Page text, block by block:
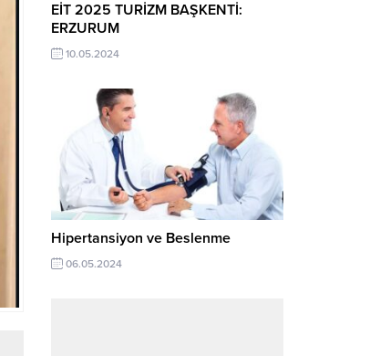
EİT 2025 TURİZM BAŞKENTİ:
ERZURUM
10.05.2024
Hipertansiyon ve Beslenme
06.05.2024